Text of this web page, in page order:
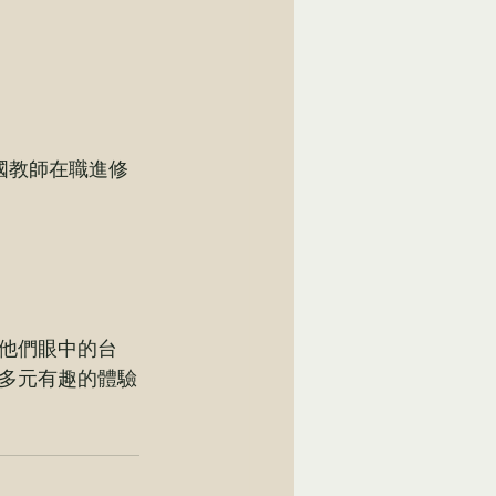
教師在職進修
們眼中的台
元有趣的體驗